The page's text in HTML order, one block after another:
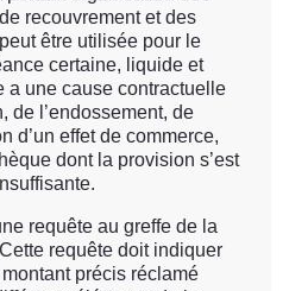
recouvrement et des
être utilisée pour le
certaine, liquide et
a une cause contractuelle
de l’endossement, de
d’un effet de commerce,
dont la provision s’est
requête au greffe de la
requête doit indiquer
montant précis réclamé